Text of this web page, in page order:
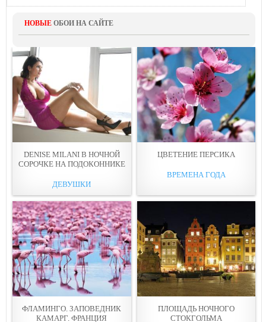
НОВЫЕ ОБОИ НА САЙТЕ
DENISE MILANI В НОЧНОЙ
СОРОЧКЕ НА ПОДОКОННИКЕ
ДЕВУШКИ
ЦВЕТЕНИЕ ПЕРСИКА
ВРЕМЕНА ГОДА
ФЛАМИНГО. ЗАПОВЕДНИК
КАМАРГ. ФРАНЦИЯ
ПЛОЩАДЬ НОЧНОГО
СТОКГОЛЬМА